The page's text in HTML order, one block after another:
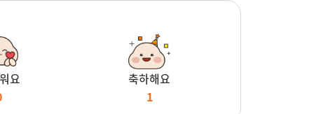
요
축하해요
1